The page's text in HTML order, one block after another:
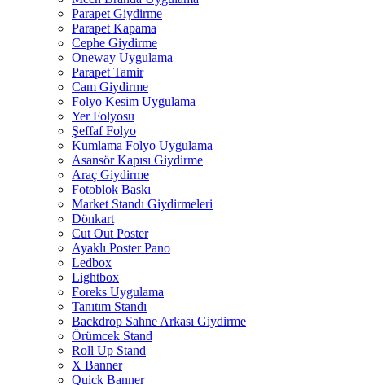
Parapet Giydirme
Parapet Kapama
Cephe Giydirme
Oneway Uygulama
Parapet Tamir
Cam Giydirme
Folyo Kesim Uygulama
Yer Folyosu
Şeffaf Folyo
Kumlama Folyo Uygulama
Asansör Kapısı Giydirme
Araç Giydirme
Fotoblok Baskı
Market Standı Giydirmeleri
Dönkart
Cut Out Poster
Ayaklı Poster Pano
Ledbox
Lightbox
Foreks Uygulama
Tanıtım Standı
Backdrop Sahne Arkası Giydirme
Örümcek Stand
Roll Up Stand
X Banner
Quick Banner